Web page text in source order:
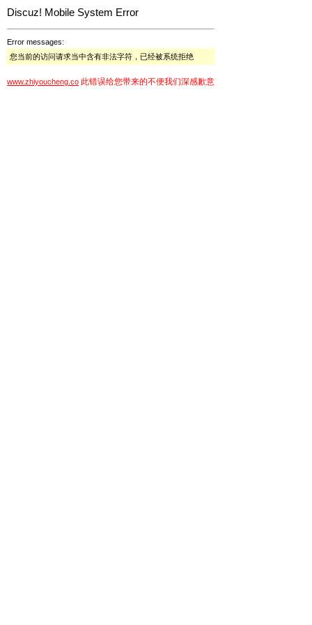
Discuz! Mobile System Error
Error messages:
您当前的访问请求当中含有非法字符，已经被系统拒绝
www.zhiyoucheng.co 此错误给您带来的不便我们深感歉意